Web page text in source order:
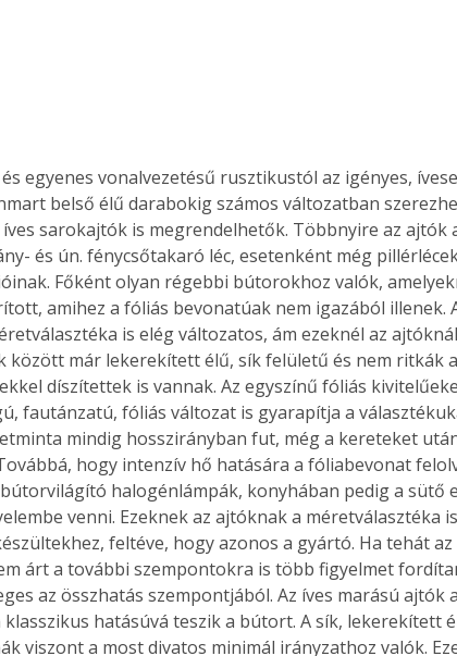
belső élű darabokig számos változatban
sarokajtók is megrendelhetők. Többnyire az ajtók
és ún. fénycsőtakaró léc, esetenként még
Főként olyan régebbi bútorokhoz valók,
amihez a fóliás bevonatúak nem igazából illenek.
is elég változatos, ám ezeknél az
között már lekerekített élű, sík felületű és nem ritkák
díszítettek is vannak. Az egyszínű fóliás
fautánzatú, fóliás változat is gyarapítja a
mindig hosszirányban fut, még a kereteket
hogy intenzív hő hatására a fóliabevonat
halogénlámpák, konyhában pedig a sütő
venni. Ezeknek az ajtóknak a méretválasztéka
feltéve, hogy azonos a gyártó. Ha tehát
árt a további szempontokra is több figyelmet
az összhatás szempontjából. Az íves marású ajtók
hatásúvá teszik a bútort. A sík, lekerekített
viszont a most divatos minimál irányzathoz valók.